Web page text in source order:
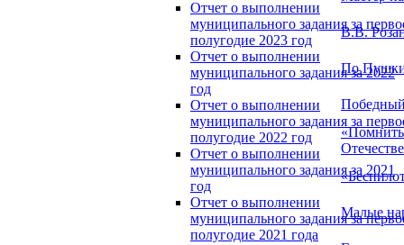
Отчет о выполнении
муниципального задания за
полугодие 2023 год
Отчет о выполнении
муниципального задания за 2022
год
Отчет о выполнении
муниципального задания за
полугодие 2022 год
Отчет о выполнении
муниципального задания за 2021
год
Отчет о выполнении
муниципального задания за
полугодие 2021 года
В.В.
По
«Помнить
Малые